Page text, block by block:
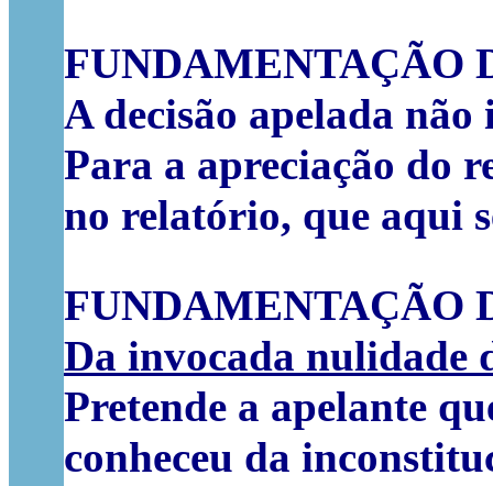
FUNDAMENTAÇÃO
A decisão apelada não
Para a apreciação do
no relatório, que aqui
FUNDAMENTAÇÃO
Da invocada nulidade
Pretende a apelante
conheceu da